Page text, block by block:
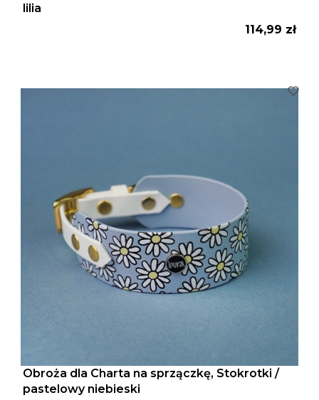
lilia
Cena
114,99 zł
Obroża dla Charta na sprzączkę, Stokrotki /
pastelowy niebieski